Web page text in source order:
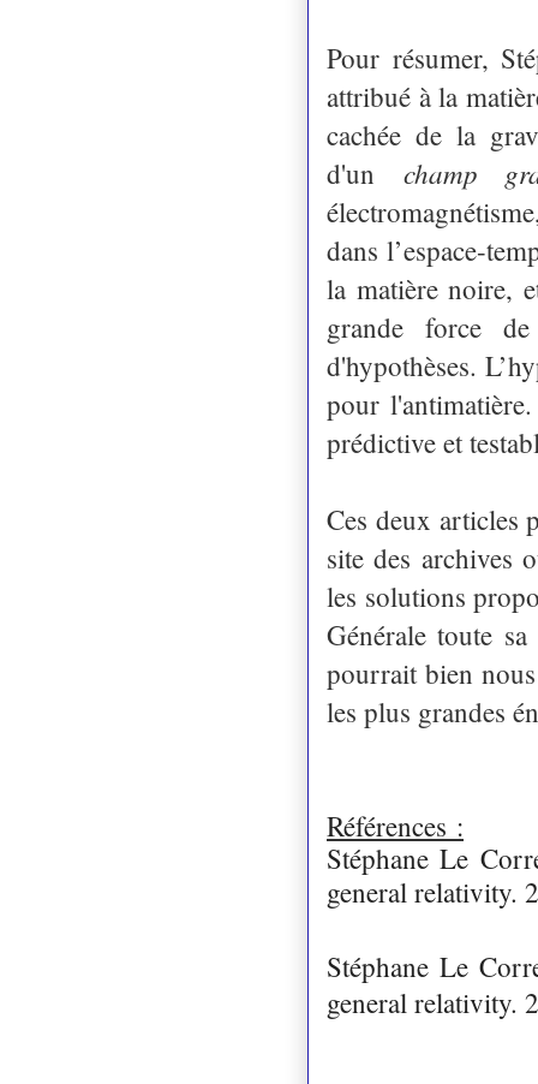
Pour résumer,
attribué à la
cachée de la
d'un champ
dans l’espace-
la matière noire,
grande force
d'hypothèses.
pour
prédictive et
Ces deux articles
site des archives
les solutions
Générale toute
pourrait bien
les plus grandes
Références :
Stéphane Le
general relativity.
Stéphane Le
general relativity.